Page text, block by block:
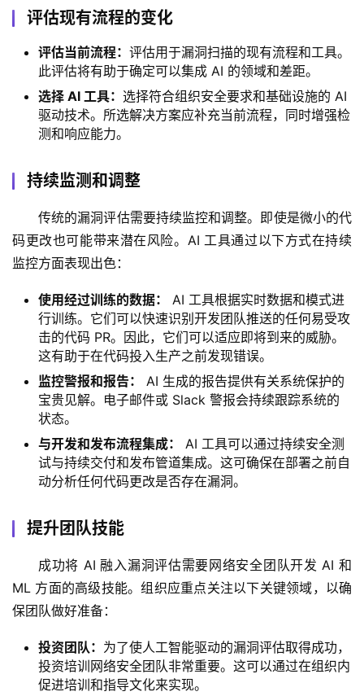
评估现有流程的变化
评估当前流程： 评估用于漏洞扫描的现有流程和工具。
此评估将有助于确定可以集成 AI 的领域和差距。
选择 AI 工具： 选择符合组织安全要求和基础设施的 AI
驱动技术。所选解决方案应补充当前流程，同时增强检
测和响应能力。
持续监测和调整
传统的漏洞评估需要持续监控和调整。即使是微小的代
码更改也可能带来潜在风险。AI 工具通过以下方式在持续
监控方面表现出色：
使用经过训练的数据：
AI 工具根据实时数据和模式进
行训练。它们可以快速识别开发团队推送的任何易受攻
击的代码 PR。因此，它们可以适应即将到来的威胁。
这有助于在代码投入生产之前发现错误。
监控警报和报告：
AI 生成的报告提供有关系统保护的
宝贵见解。电子邮件或 Slack 警报会持续跟踪系统的
状态。
与开发和发布流程集成：
AI 工具可以通过持续安全测
试与持续交付和发布管道集成。这可确保在部署之前自
动分析任何代码更改是否存在漏洞。
提升团队技能
成功将 AI 融入漏洞评估需要网络安全团队开发 AI 和
ML 方面的高级技能。组织应重点关注以下关键领域，以确
保团队做好准备：
投资团队： 为了使人工智能驱动的漏洞评估取得成功，
投资培训网络安全团队非常重要。这可以通过在组织内
促进培训和指导文化来实现。